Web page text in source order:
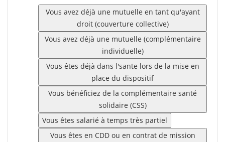
Vous avez déjà une mutuelle en tant qu'ayant
droit (couverture collective)
Vous avez déjà une mutuelle (complémentaire
individuelle)
Vous êtes déjà dans l'sante lors de la mise en
place du dispositif
Vous bénéficiez de la complémentaire santé
solidaire (CSS)
Vous êtes salarié à temps très partiel
Vous êtes en CDD ou en contrat de mission